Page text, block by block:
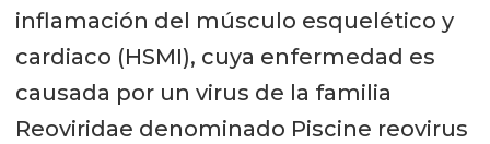
inflamación del músculo esquelético y
cardiaco (HSMI), cuya enfermedad es
causada por un virus de la familia
Reoviridae denominado Piscine reovirus